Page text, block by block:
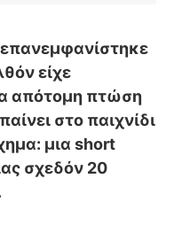
είχε
απότομη πτώση
στο παιχνίδι
μια short
σχεδόν 20